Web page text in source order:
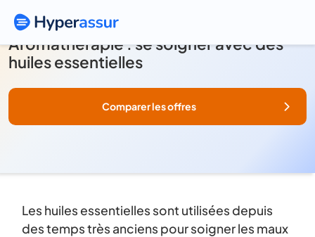
Aromathérapie : se soigner avec des
huiles essentielles
Comparer les offres
Les huiles essentielles sont utilisées depuis
des temps très anciens pour soigner les maux